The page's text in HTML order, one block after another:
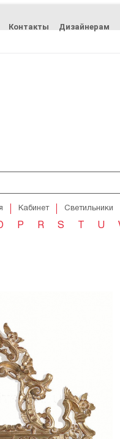
Контакты
Дизайнерам
Кабинет Светильники
P R S U